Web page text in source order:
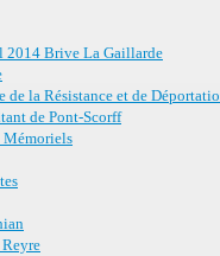
2014 Brive La Gaillarde
de la Résistance et de
de Pont-Scorff